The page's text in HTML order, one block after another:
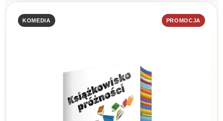
KOMEDIA PROMOCJA